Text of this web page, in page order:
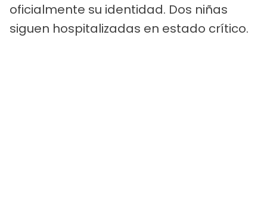
oficialmente su identidad. Dos niñas
siguen hospitalizadas en estado crítico.